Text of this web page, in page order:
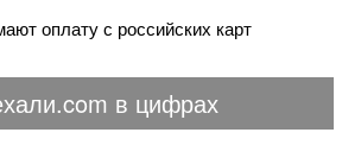
оплату с российских карт
в цифрах